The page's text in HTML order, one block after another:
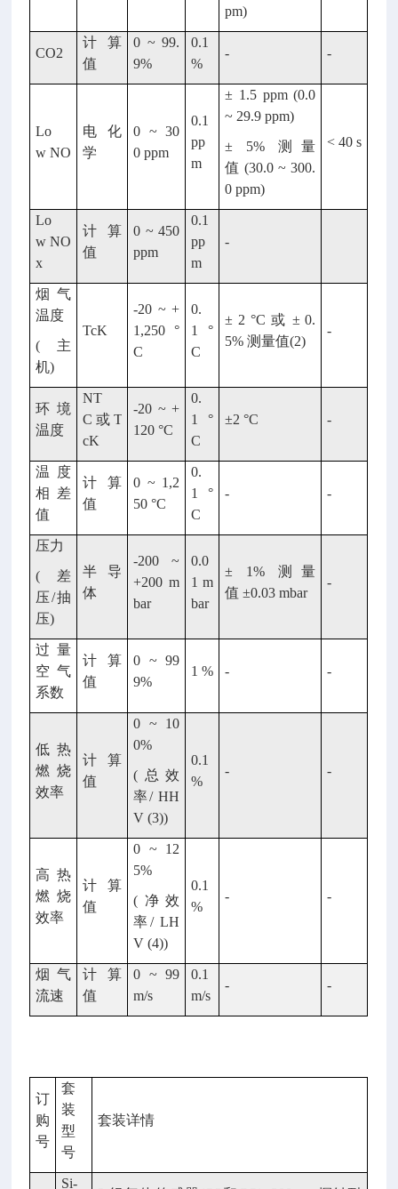
pm)
CO2
计算
值
0 ~ 99.
9%
0.1
%
- -
Lo
w NO
电化
学
0 ~ 30
0 ppm
0.1
pp
m
± 1.5 ppm (0.0
~ 29.9 ppm)
± 5% 测量
值 (30.0 ~ 300.
0 ppm)
< 40 s
Lo
w NO
x
计算
值
0 ~ 450
ppm
0.1
pp
m
-
烟气
温度
(主
机)
TcK
-20 ~ +
1,250 °
C
0.
1 °
C
± 2 °C 或 ± 0.
5% 测量值(2)
-
环境
温度
NT
C 或 T
cK
-20 ~ +
120 °C
0.
1 °
C
±2 °C -
温度
相差
值
计算
值
0 ~ 1,2
50 °C
0.
1 °
C
- -
压力
(差
压/抽
压)
半导
体
-200 ~
+200 m
bar
0.0
1 m
bar
± 1% 测量
值 ±0.03 mbar
-
过量
空气
系数
计算
值
0 ~ 99
9%
1 % - -
低热
燃烧
效率
计算
值
0 ~ 10
0%
(总效
率/ HH
V (3))
0.1
%
- -
高热
燃烧
效率
计算
值
0 ~ 12
5%
(净效
率/ LH
V (4))
0.1
%
- -
烟气
流速
计算
值
0 ~ 99
m/s
0.1
m/s
- -
订
购
号
套
装
型
号
套装详情
Si-